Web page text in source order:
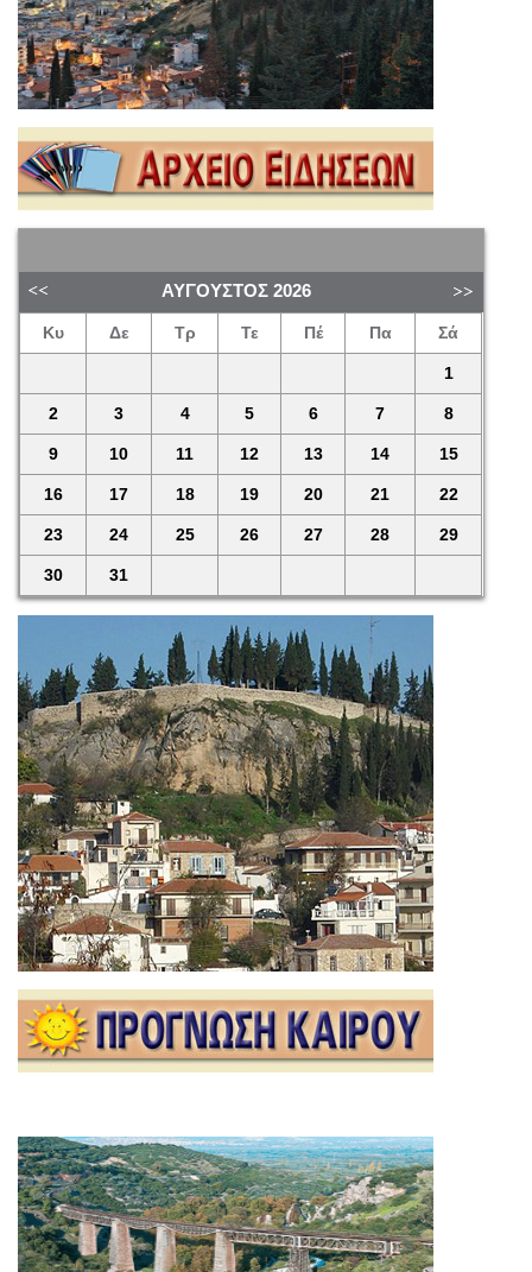
ΑΎΓΟΥΣΤΟΣ 2026
Κυ Δε Τρ Τε Πέ Πα Σά
1
2 3 4 5 6 7 8
9 10 11 12 13 14 15
16 17 18 19 20 21 22
23 24 25 26 27 28 29
30 31